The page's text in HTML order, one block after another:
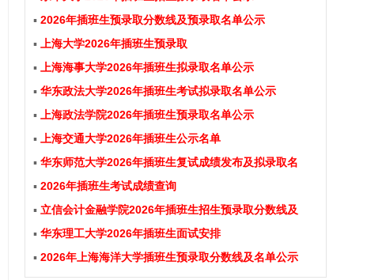
▪ 2026年插班生预录取分数线及预录取名单公示
▪
上海大学2026年插班生预录取
▪
上海海事大学2026年插班生拟录取名单公示
▪ 华东政法大学2026年插班生考试拟录取名单公示
▪
上海政法学院2026年插班生预录取名单公示
▪
上海交通大学2026年插班生公示名单
▪ 华东师范大学2026年插班生复试成绩发布及拟录取名
▪ 2026年插班生考试成绩查询
▪ 立信会计金融学院2026年插班生招生预录取分数线及
▪ 华东理工大学2026年插班生面试安排
▪ 2026年上海海洋大学插班生预录取分数线及名单公示